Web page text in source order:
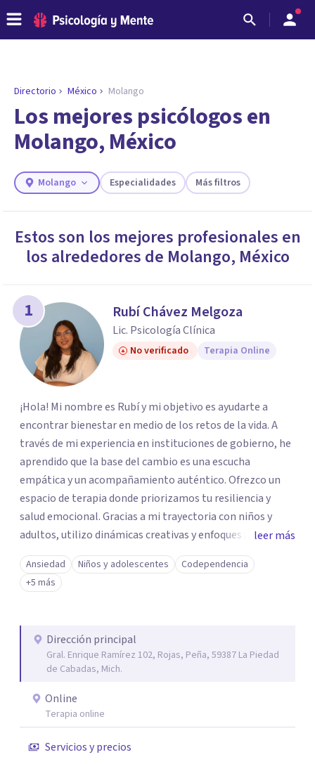
ENCONTRAR MI TERAPEUTA
¿Necesitas ayuda para encontrar el
psicólogo adecuado?
Responde a unas breves preguntas y te ofreceremos
necesidades.
Directorio México Molango
Los mejores psicólogos en
Molango, México
Molango Especialidades Más filtros
Estos son los mejores profesionales en
los alrededores de Molango, México
1 Rubí Chávez Melgoza
Lic. Psicología Clínica
No verificado Terapia Online
¡Hola! Mi nombre es Rubí y mi objetivo es ayudarte a
encontrar bienestar en medio de los retos de la vida. A
través de mi experiencia en instituciones de gobierno, he
aprendido que la base del cambio es una escucha
empática y un acompañamiento auténtico. ​Ofrezco un
espacio de terapia donde priorizamos tu resiliencia y
salud emocional. Gracias a mi trayectoria con niños y
adultos, utilizo dinámicas creativas y enfoques adaptados
a tus necesidades específicas. Estoy aquí para escucharte
y brindarte las herramientas necesarias para fortalecer
tu paz mental.
leer más
Ansiedad Niños y adolescentes
Codependencia
+5 más
Dirección principal
Gral. Enrique Ramírez 102, Rojas, Peña, 59387 La Piedad
de Cabadas, Mich.
Online
Terapia online
Servicios y precios